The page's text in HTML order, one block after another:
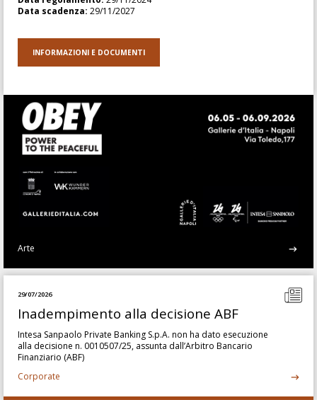
Arte
29/07/2026
Inadempimento alla decisione ABF
Intesa Sanpaolo Private Banking S.p.A. non ha dato esecuzione
alla decisione n. 0010507/25, assunta dall’Arbitro Bancario
Finanziario (ABF)
Corporate
Data scadenza: 29/11/2027
INFORMAZIONI E DOCUMENTI